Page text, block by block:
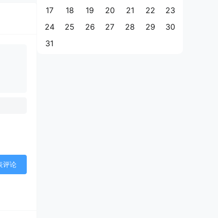
评论
17 18 19 20 21 22
23
24
25 26 27 28 29
30
31